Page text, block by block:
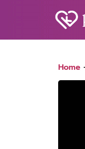
Home